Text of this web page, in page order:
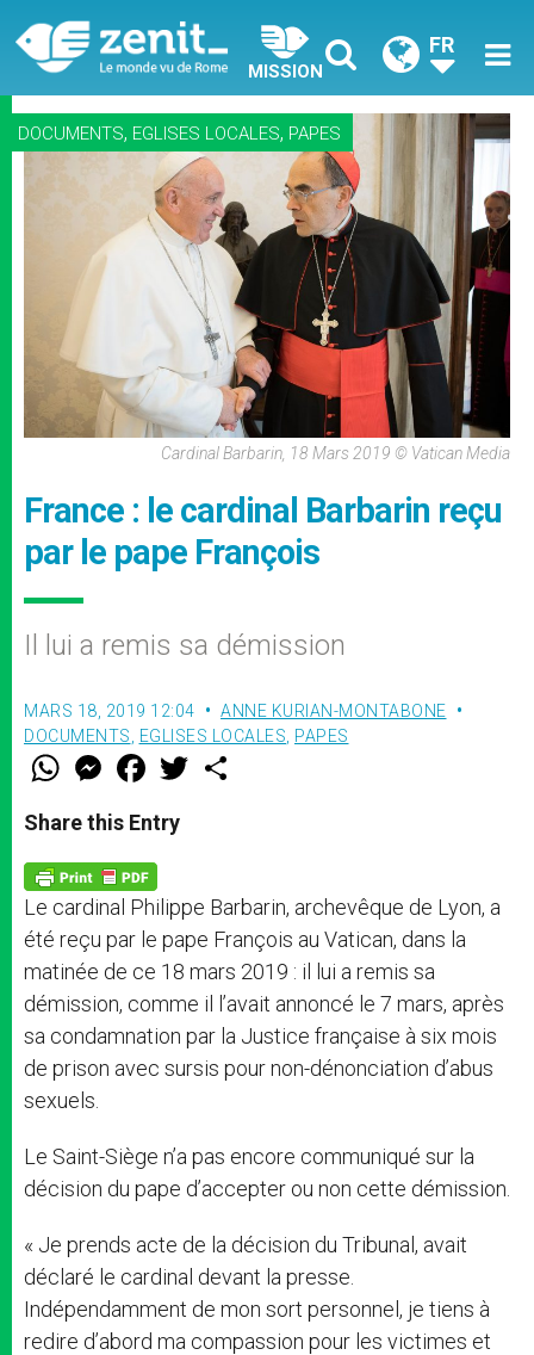
MISSION
FR
DOCUMENTS, EGLISES LOCALES, PAPES
Cardinal Barbarin, 18 Mars 2019 © Vatican Media
France : le cardinal Barbarin reçu
par le pape François
Il lui a remis sa démission
MARS 18, 2019 12:04
ANNE KURIAN-MONTABONE
DOCUMENTS
EGLISES LOCALES PAPES
W
t
s
p
p
M
e
s
e
g
e
r
F
a
e
b
o
k
w
Share this Entry
Le cardinal Philippe Barbarin, archevêque de Lyon, a
été reçu par le pape François au Vatican, dans la
matinée de ce 18 mars 2019 : il lui a remis sa
démission, comme il l’avait annoncé le 7 mars, après
sa condamnation par la Justice française à six mois
de prison avec sursis pour non-dénonciation d’abus
sexuels.
Le Saint-Siège n’a pas encore communiqué sur la
décision du pape d’accepter ou non cette démission.
« Je prends acte de la décision du Tribunal, avait
déclaré le cardinal devant la presse.
Indépendamment de mon sort personnel, je tiens à
redire d’abord ma compassion pour les victimes et